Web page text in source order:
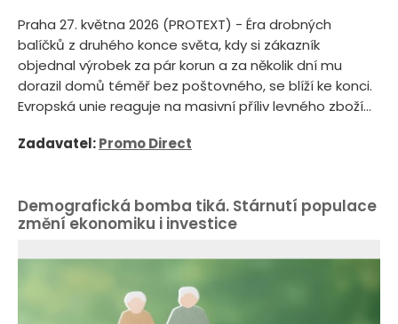
Praha 27. května 2026 (PROTEXT) - Éra drobných
balíčků z druhého konce světa, kdy si zákazník
objednal výrobek za pár korun a za několik dní mu
dorazil domů téměř bez poštovného, se blíží ke konci.
Evropská unie reaguje na masivní příliv levného zboží...
Zadavatel:Promo Direct
Demografická bomba tiká. Stárnutí populace
změní ekonomiku i investice